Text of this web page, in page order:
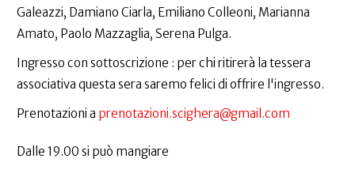
Galeazzi, Damiano Ciarla, Emiliano Colleoni, Marianna
Amato, Paolo Mazzaglia, Serena Pulga.
Ingresso con sottoscrizione : per chi ritirerà la tessera
associativa questa sera saremo felici di offrire l'ingresso.
Prenotazioni a prenotazioni.scighera@gmail.com
Dalle 19.00 si può mangiare